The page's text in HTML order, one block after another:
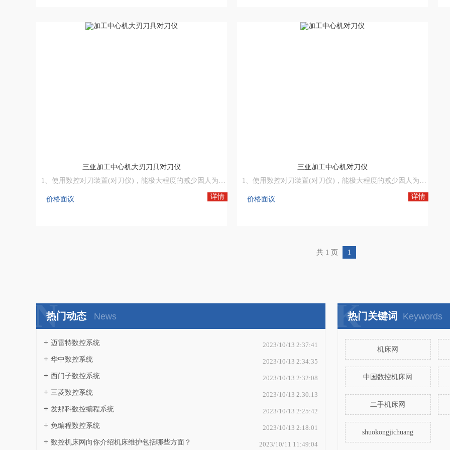
电缆长：1M
三亚加工中心机大刃刀具对刀仪
1、使用数控对刀装置(对刀仪)，能极大程度的减少因人为操作对刀校刀不准确、刀具破裂、折损、磨损未能及时发现所产生的不良品或废品.
2、让不良品或废品不再发生，从而大大提生产效率实现机器自动化生产.
价格面议 详情
三亚加工中心机对刀仪
1、使用数控对刀装置(对刀仪)，能极大程度的减少因人为操作对刀校刀不准确、刀具破裂、折损、磨损未能及时发现所产生的不良品或废品.
2、让不良品或废品不再发生，从而大大提生产效率实现机器自动化生产.
价格面议 详情
共 1 页 1
热门动态 News
N
迈雷特数控系统
2023/10/13 2:37:41
华中数控系统
2023/10/13 2:34:35
西门子数控系统
2023/10/13 2:32:08
三菱数控系统
2023/10/13 2:30:13
发那科数控编程系统
2023/10/13 2:25:42
免编程数控系统
2023/10/13 2:18:01
数控机床网向你介绍机床维护包括哪些方面？
2023/10/11 11:49:04
热门关键词 Keywords
K
机床网
中国数控机床网
二手机床网
shuokongjichuang